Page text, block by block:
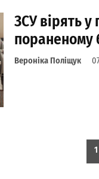
ЗСУ вірять у
пораненому
Вероніка Поліщук
1